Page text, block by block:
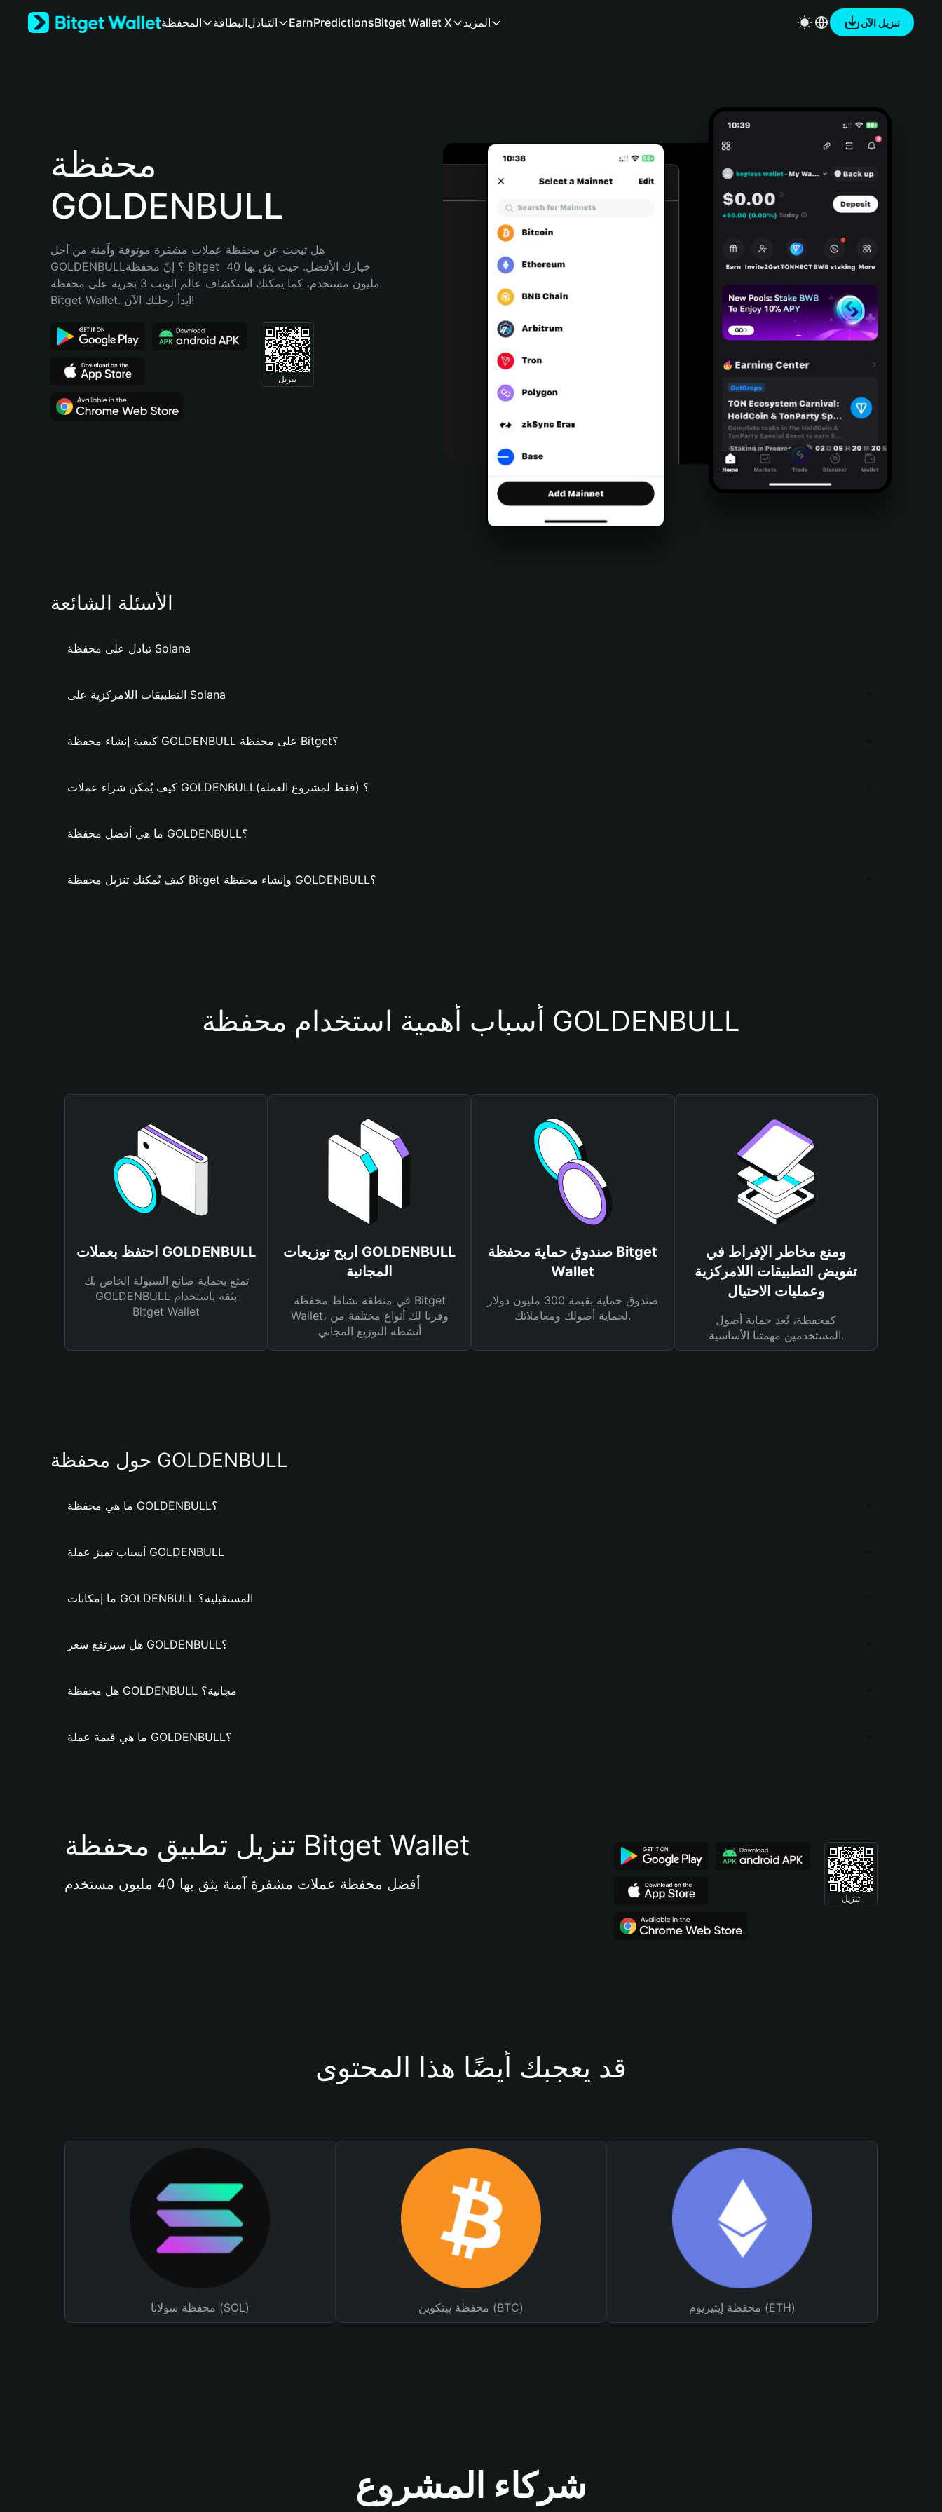
Português (Portugal)
Bahasa Indonesia
Português (Brasil)
Español (Argentina)
المحفظة البطاقةالتبادل EarnPredictionsBitget Wallet X المزيد تنزيل الآن
محفظة
GOLDENBULL
هل تبحث عن محفظة عملات مشفرة موثوقة وآمنة من أجل
GOLDENBULL؟ إنّ محفظة Bitget خيارك الأفضل. حيث يثق بها 40
مليون مستخدم، كما يمكنك استكشاف عالم الويب 3 بحرية على محفظة
Bitget Wallet. ابدأ رحلتك الآن!
تنزيل
الأسئلة الشائعة
تبادل على محفظة Solana
التطبيقات اللامركزية على Solana
كيفية إنشاء محفظة GOLDENBULL على محفظة Bitget؟
كيف يُمكن شراء عملات GOLDENBULL؟ (فقط لمشروع العملة)
ما هي أفضل محفظة GOLDENBULL؟
كيف يُمكنك تنزيل محفظة Bitget وإنشاء محفظة GOLDENBULL؟
أسباب أهمية استخدام محفظة GOLDENBULL
احتفظ بعملات GOLDENBULL
تمتع بحماية صانع السيولة الخاص بك
GOLDENBULL بثقة باستخدام
Bitget Wallet
اربح توزيعات GOLDENBULL
المجانية
في منطقة نشاط محفظة Bitget
Wallet، وفرنا لك أنواع مختلفة من
أنشطة التوزيع المجاني
صندوق حماية محفظة Bitget
Wallet
صندوق حماية بقيمة 300 مليون دولار
لحماية أصولك ومعاملاتك.
ومنع مخاطر الإفراط في
تفويض التطبيقات اللامركزية
وعمليات الاحتيال
كمحفظة، تُعد حماية أصول
المستخدمين مهمتنا الأساسية.
حول محفظة GOLDENBULL
ما هي محفظة GOLDENBULL؟
أسباب تميز عملة GOLDENBULL
ما إمكانات GOLDENBULL المستقبلية؟
هل سيرتفع سعر GOLDENBULL؟
هل محفظة GOLDENBULL مجانية؟
ما هي قيمة عملة GOLDENBULL؟
تنزيل تطبيق محفظة Bitget Wallet
أفضل محفظة عملات مشفرة آمنة يثق بها 40 مليون مستخدم
تنزيل
قد يعجبك أيضًا هذا المحتوى
محفظة سولانا (SOL) محفظة بيتكوين (BTC) محفظة إيثيريوم (ETH)
شركاء المشروع